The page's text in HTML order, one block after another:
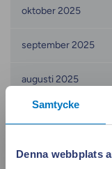
Samtycke
Denna webbplats
oktober 2025
september 2025
augusti 2025
juni 2025